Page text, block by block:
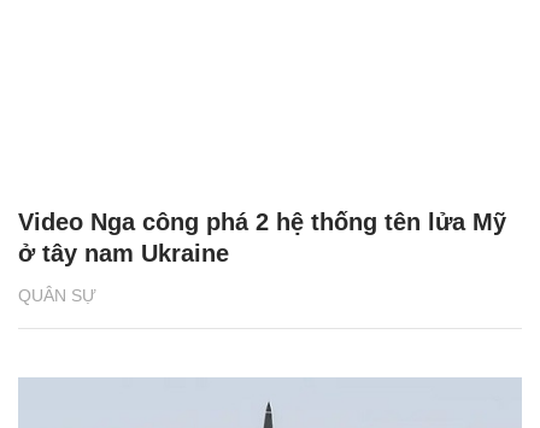
QUÂN SỰ
Video Nga công phá 2 hệ thống tên lửa Mỹ
ở tây nam Ukraine